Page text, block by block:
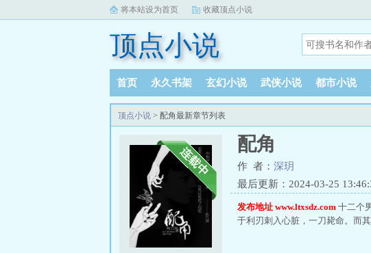
将本站设为首页 收藏顶点小说
顶点小说
首页 永久书架 玄幻小说 武侠小说 都市小说
书库榜单 阅读记录
顶点小说 > 配角最新章节列表
配角
作 者： 深玥
最后更新：2024-03-25
发布地址 www.ltxsdz.com 十二个
于利刃刺入心脏，一刀毙命。而